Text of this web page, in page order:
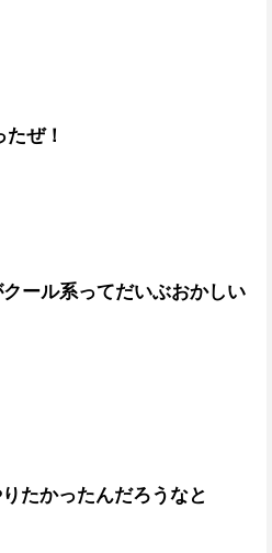
ぜ！
ール系ってだいぶおかしい
たかったんだろうなと